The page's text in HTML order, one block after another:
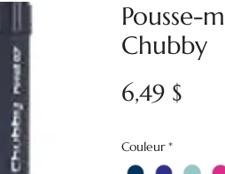
Pousse-
Chubby
6,49 $
Couleur *